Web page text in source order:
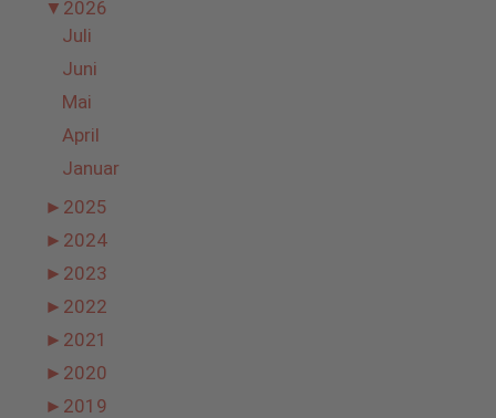
▼ 2026
Juli
Juni
Mai
April
Januar
► 2025
► 2024
► 2023
► 2022
► 2021
► 2020
► 2019